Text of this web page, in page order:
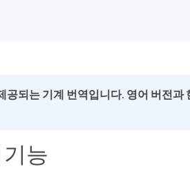
공되는 기계 번역입니다. 영어 버전
능